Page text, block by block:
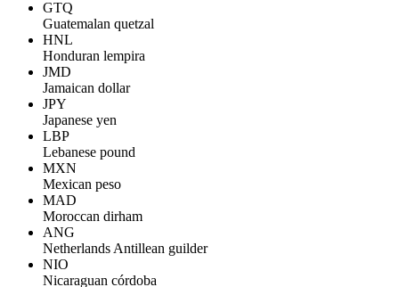
GTQ
Guatemalan quetzal
HNL
Honduran lempira
JMD
Jamaican dollar
JPY
Japanese yen
LBP
Lebanese pound
MXN
Mexican peso
MAD
Moroccan dirham
ANG
Netherlands Antillean guilder
NIO
Nicaraguan córdoba